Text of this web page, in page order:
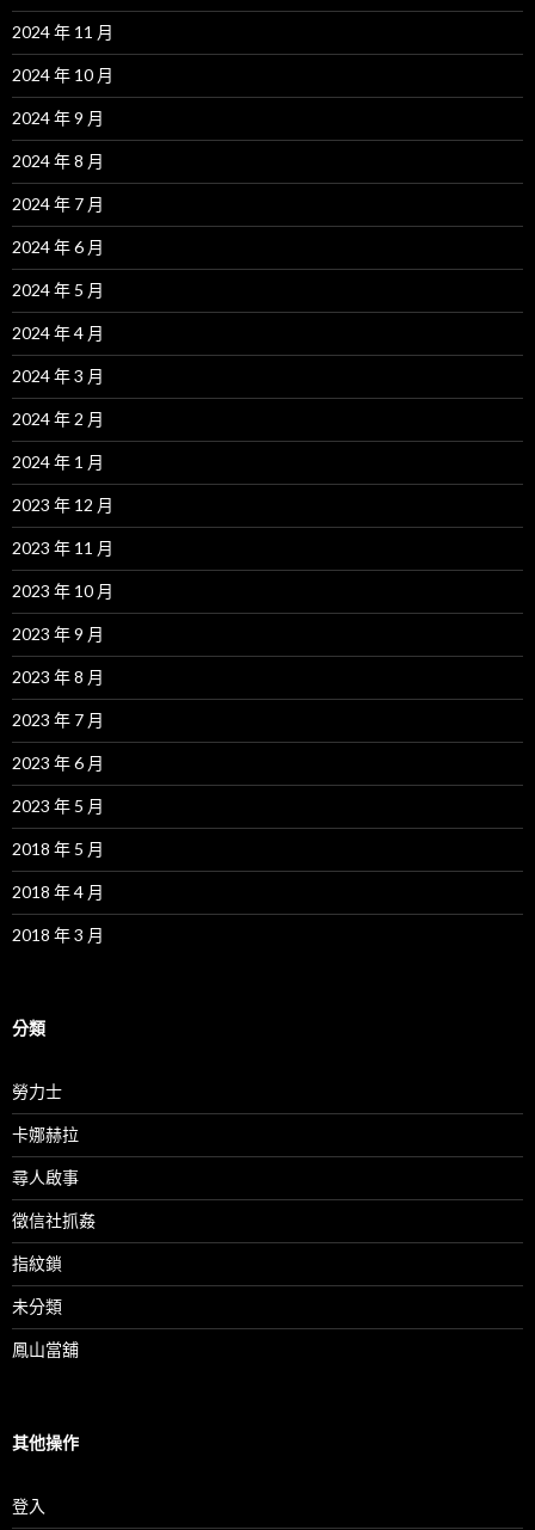
2024 年 11 月
2024 年 10 月
2024 年 9 月
2024 年 8 月
2024 年 7 月
2024 年 6 月
2024 年 5 月
2024 年 4 月
2024 年 3 月
2024 年 2 月
2024 年 1 月
2023 年 12 月
2023 年 11 月
2023 年 10 月
2023 年 9 月
2023 年 8 月
2023 年 7 月
2023 年 6 月
2023 年 5 月
2018 年 5 月
2018 年 4 月
2018 年 3 月
分類
勞力士
卡娜赫拉
尋人啟事
徵信社抓姦
指紋鎖
未分類
鳳山當舖
其他操作
登入